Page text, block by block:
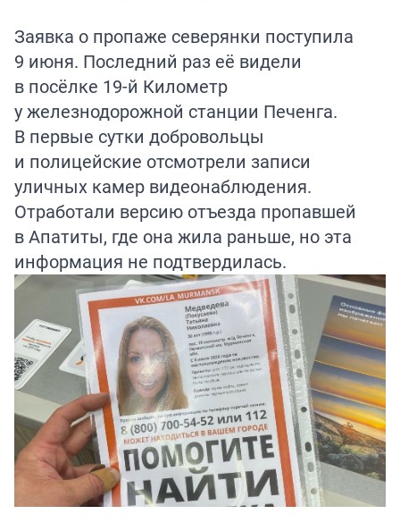
Заявка о пропаже северянки поступила
9 июня. Последний раз её видели
в посёлке 19-й Километр
у железнодорожной станции Печенга.
В первые сутки добровольцы
и полицейские отсмотрели записи
уличных камер видеонаблюдения.
Отработали версию отъезда пропавшей
в Апатиты, где она жила раньше, но эта
информация не подтвердилась.